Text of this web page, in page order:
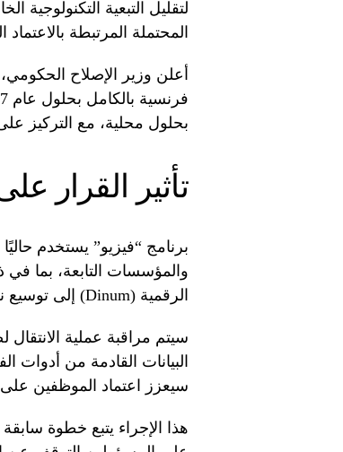
لتقليل التبعية التكنولوجية
المحتملة المرتبطة
أعلن وزير الإصلاح
بحلول محلية، مع التركيز
تأثير القرار
والمؤسسات التابعة، بما
الرقمية (Dinum) إلى توسيع نطاق استخدامه ليشمل 250 ألف مستخدم في القطاع العام.
سيتم مراقبة عملية الانتقال
البيانات القادمة من أدوات
سيعزز اعتماد الموظفين على
هذا الإجراء يتبع خطوة